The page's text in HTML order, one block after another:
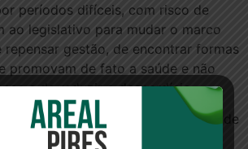
períodos difíceis, com risco de
ao legislativo para mudar o marco
repensar gestão, de encontrar formas
promovam de fato a saúde e não
e de reduzir o desperdício.
Associação Brasileira de Planos de
Reinaldo Scheibe, o setor precisa